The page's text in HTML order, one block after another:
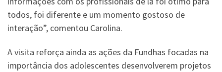
todos, foi diferente e um momento gostoso de
interação”, comentou Carolina.
A visita reforça ainda as ações da Fundhas focadas na
importância dos adolescentes desenvolverem projetos